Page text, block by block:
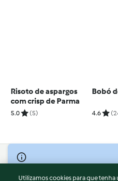
Risoto de aspargos
com crisp de Parma
5.0 (5)
Bobó
4.6
© Copyright 2026
Utilizamos cookies para que tenha